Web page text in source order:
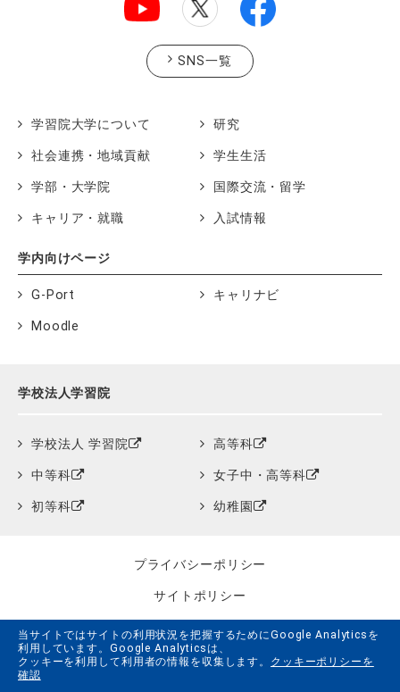
当サイトではサイトの利用状況を把握するためにGoogle Analyticsを
利用しています。Google Analyticsは、
クッキーを利用して利用者の情報を収集します。 クッキーポリシーを
確認
SNS一覧
学習院大学について 研究
社会連携・地域貢献 学生生活
学部・大学院 国際交流・留学
キャリア・就職 入試情報
学内向けページ
G-Port キャリナビ
Moodle
学校法人学習院
学校法人 学習院 高等科
中等科 女子中・高等科
初等科 幼稚園
プライバシーポリシー
サイトポリシー
クッキーポリシー
サイトマップ